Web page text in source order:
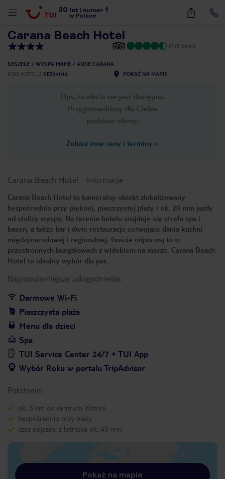
30 lat numer 1
w Polsce
9
Carana Beach Hotel
(915 opinii)
SESZELE WYSPA MAHE
ANSE CARANA
KOD HOTELU SEZ14010 POKAŻ NA MAPIE
Ups, ta oferta nie jest dostępna.
Przygotowaliśmy dla Ciebie
podobne oferty:
Zobacz inne ceny i terminy »
Carana Beach Hotel - informacje
Carana Beach Hotel to kameralny obiekt zlokalizowany
bezpośrednio przy pięknej, piaszczystej plaży i ok. 20 min jazdy
od stolicy wyspy. Na terenie hotelu znajduje się strefa spa i
basen, a także bar i dwie restauracje serwujące dania kuchni
międzynarodowej i regionalnej. Goście odpoczną tu w
przestronnych bungalowach z widokiem na morze. Carana Beach
Hotel to idealny wybór dla par.
Najpopularniejsze udogodnienia:
Darmowe Wi-Fi
Piaszczysta plaża
Menu dla dzieci
Spa
TUI Service Center 24/7 + TUI App
Wybór Roku w portalu TripAdvisor
Położenie:
ok. 8 km od centrum Victorii
bezpośrednio przy plaży
czas dojazdu z lotniska ok. 40 min
Pokaż na mapie